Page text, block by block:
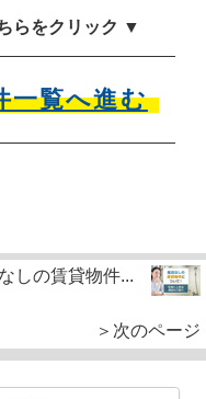
らをクリック ▼
一覧へ進む
しの賃貸物件...
＞次のページ